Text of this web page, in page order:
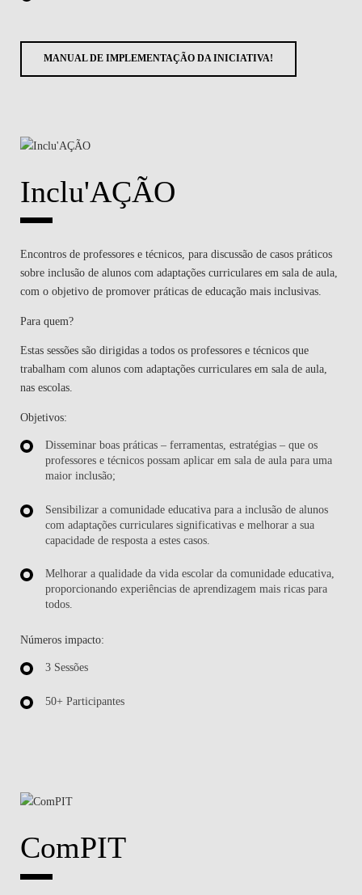
MANUAL DE IMPLEMENTAÇÃO DA INICIATIVA!
Inclu'AÇÃO
Encontros de professores e técnicos, para discussão de casos práticos
sobre inclusão de alunos com adaptações curriculares em sala de aula,
com o objetivo de promover práticas de educação mais inclusivas.
Para quem?
Estas sessões são dirigidas a todos os professores e técnicos que
trabalham com alunos com adaptações curriculares em sala de aula,
nas escolas.
Objetivos:
Disseminar boas práticas – ferramentas, estratégias – que os
professores e técnicos possam aplicar em sala de aula para uma
maior inclusão;
Sensibilizar a comunidade educativa para a inclusão de alunos
com adaptações curriculares significativas e melhorar a sua
capacidade de resposta a estes casos.
Melhorar a qualidade da vida escolar da comunidade educativa,
proporcionando experiências de aprendizagem mais ricas para
todos.
Números impacto:
3 Sessões
50+ Participantes
ComPIT